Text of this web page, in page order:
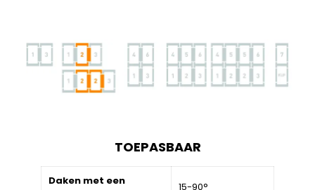
TOEPASBAAR
Daken met een
15-90°